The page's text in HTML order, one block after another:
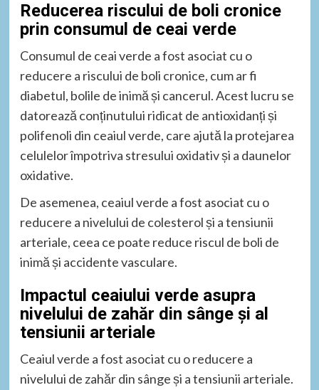
Reducerea riscului de boli cronice
prin consumul de ceai verde
Consumul de ceai verde a fost asociat cu o
reducere a riscului de boli cronice, cum ar fi
diabetul, bolile de inimă și cancerul. Acest lucru se
datorează conținutului ridicat de antioxidanți și
polifenoli din ceaiul verde, care ajută la protejarea
celulelor împotriva stresului oxidativ și a daunelor
oxidative.
De asemenea, ceaiul verde a fost asociat cu o
reducere a nivelului de colesterol și a tensiunii
arteriale, ceea ce poate reduce riscul de boli de
inimă și accidente vasculare.
Impactul ceaiului verde asupra
nivelului de zahăr din sânge și al
tensiunii arteriale
Ceaiul verde a fost asociat cu o reducere a
nivelului de zahăr din sânge și a tensiunii arteriale.